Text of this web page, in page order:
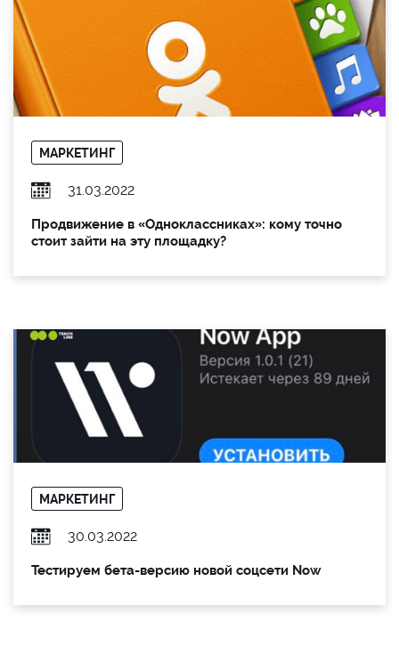
МАРКЕТИНГ
31.03.2022
Продвижение в «Одноклассниках»: кому точно
стоит зайти на эту площадку?
МАРКЕТИНГ
30.03.2022
Тестируем бета-версию новой соцсети Now